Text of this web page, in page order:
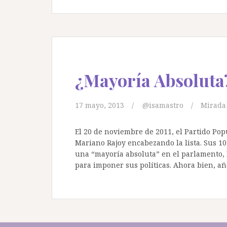
¿Mayoría
17 mayo, 2013 @isamastro
El 20 de noviembre de 2011, el Partido
Mariano Rajoy encabezando la lista. Sus
una “mayoría absoluta” en el
para imponer sus políticas. Ahora bien,